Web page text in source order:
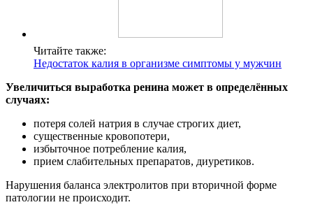
Читайте также:
Недостаток калия в организме симптомы у мужчин
Увеличиться выработка ренина может в определённых
случаях:
потеря солей натрия в случае строгих диет,
существенные кровопотери,
избыточное потребление калия,
прием слабительных препаратов, диуретиков.
Нарушения баланса электролитов при вторичной форме
патологии не происходит.